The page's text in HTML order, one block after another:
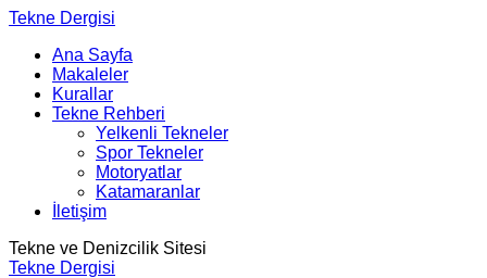
Tekne Dergisi
Ana Sayfa
Makaleler
Kurallar
Tekne Rehberi
Yelkenli Tekneler
Spor Tekneler
Motoryatlar
Katamaranlar
İletişim
Tekne ve Denizcilik Sitesi
Tekne Dergisi